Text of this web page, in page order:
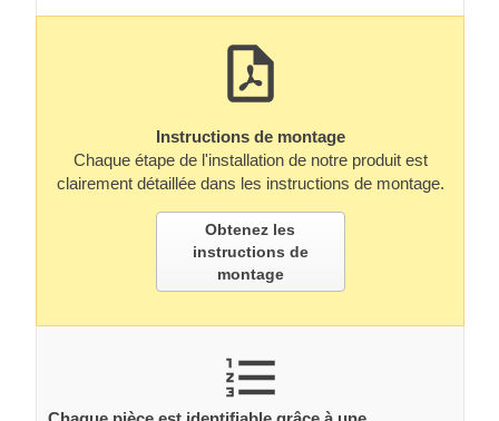
Instructions de montage
Chaque étape de l'installation de notre produit est
clairement détaillée dans les instructions de montage.
Obtenez les
instructions de
montage